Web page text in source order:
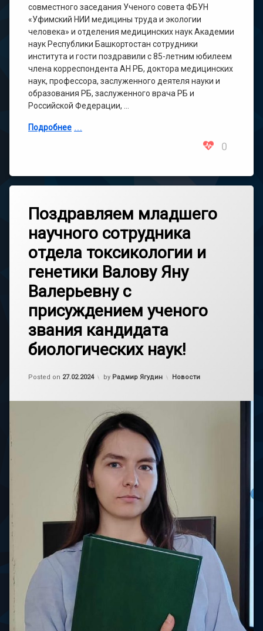
совместного заседания Ученого совета ФБУН
«Уфимский НИИ медицины труда и экологии
человека» и отделения медицинских наук Академии
наук Республики Башкортостан сотрудники
института и гости поздравили с 85-летним юбилеем
члена корреспондента АН РБ, доктора медицинских
наук, профессора, заслуженного деятеля науки и
образования РБ, заслуженного врача РБ и
Российской Федерации, …
Подробнее
0
Поздравляем младшего
научного сотрудника
отдела токсикологии и
генетики Валову Яну
Валерьевну с
присуждением ученого
звания кандидата
биологических наук!
Posted on 27.02.2024
Обновлено на 02.07.2024
by Радмир Ягудин Категории:
Новости